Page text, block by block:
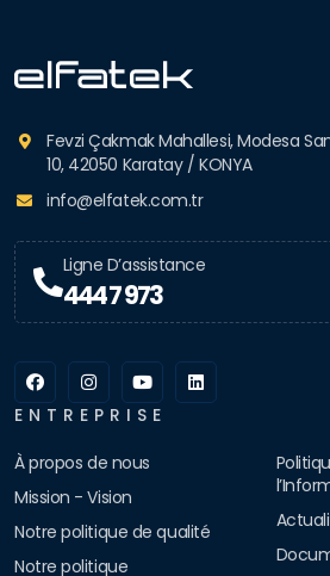
Fevzi Çakmak Mahallesi, Modesa
10, 42050 Karatay / KONYA
info@elfatek.com.tr
Ligne D’assistance
444 7 973
ENTREPRISE
À propos de nous
Mission - Vision
Notre politique de qualité
Notre politique